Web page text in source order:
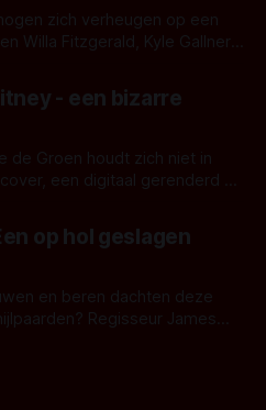
zich verheugen op een
Willa Fitzgerald, Kyle Gallner
feature waarvoor de
- een bizarre
de Groen houdt zich niet in
een digitaal gerenderd en
maar onheilspellends,
De Groen met ieder woord
op hol geslagen
en beren dachten deze
Regisseur James